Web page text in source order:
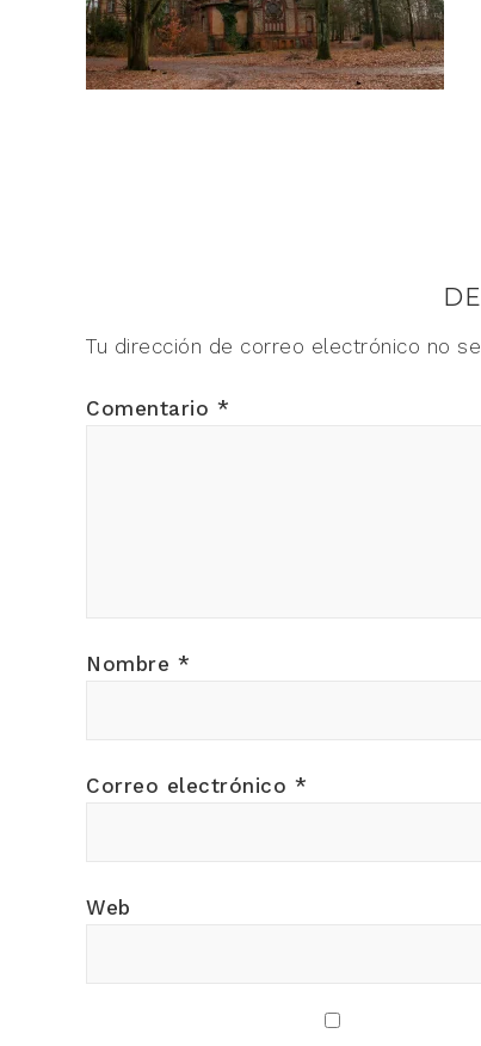
Tu dirección de correo electrónico no
Comentario *
Nombre *
Correo electrónico *
Web